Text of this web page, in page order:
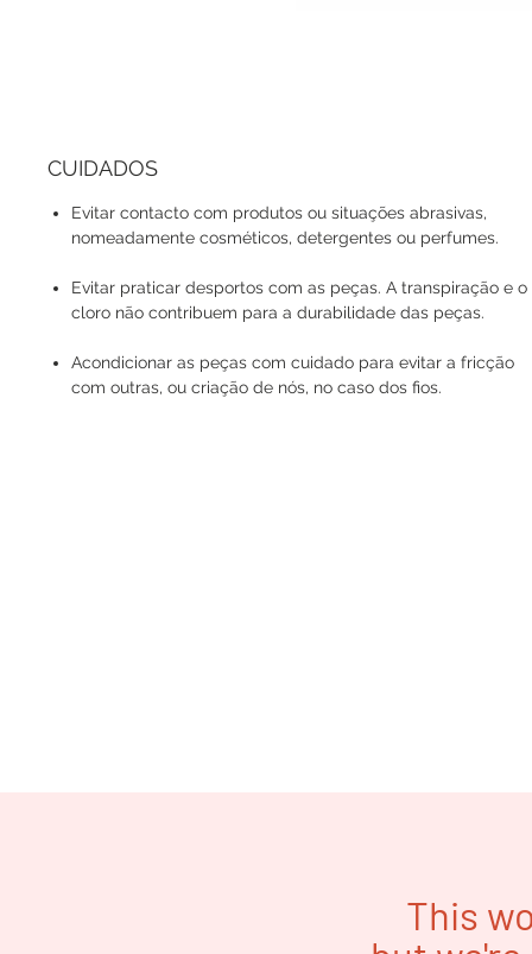
CUIDADOS
Evitar contacto com produtos ou situações abrasivas,
nomeadamente cosméticos, detergentes ou perfumes.
Evitar praticar desportos com as peças. A transpiração e o
cloro não contribuem para a durabilidade das peças.
Acondicionar as peças com cuidado para evitar a fricção
com outras, ou criação de nós, no caso dos fios.
This